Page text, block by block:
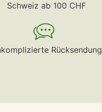
Schweiz ab 100 CHF
Rücksendung